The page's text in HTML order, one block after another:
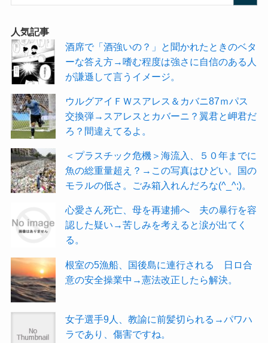
人気記事
酒席で「酒強いの？」と聞かれたときのベタ
ーな答え方→嗜む程度は強さに自信のある人
が謙遜して言うイメージ。
ウルグアイＦＷスアレス＆カバニ87ｍパス
交換弾→スアレスとカバーニ？翼君と岬君だ
ろ？間違えてるよ。
＜プラスチック危機＞海流入、５０年までに
魚の総重量超え？→この写真はひどい。国の
モラルの低さ。ごみ箱入れんだろな(^_^;)。
心愛さん死亡、母を再逮捕へ 夫の暴行を容
認した疑い→苦しみを考えると涙が出てく
る。
根室の5漁船、国後島に連行される 日ロ合
意の安全操業中→憲法改正したら解決。
女子選手9人、教諭に前髪切られる→パワハ
ラであり、傷害ですね。